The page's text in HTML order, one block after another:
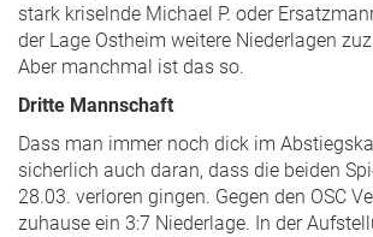
stark kriselnde Michael P. oder
der Lage Ostheim weitere Niederlagen
Aber manchmal ist das so.
Dritte Mannschaft
Dass man immer noch dick im
sicherlich auch daran, dass die beiden
28.03. verloren gingen. Gegen den OSC
zuhause ein 3:7 Niederlage. In der